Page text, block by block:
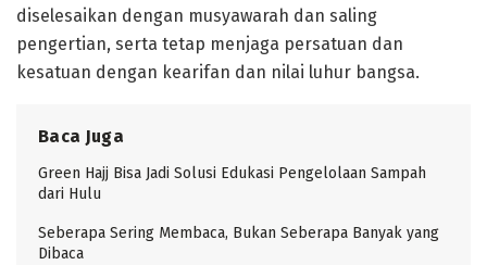
diselesaikan dengan musyawarah dan saling
pengertian, serta tetap menjaga persatuan dan
kesatuan dengan kearifan dan nilai luhur bangsa.
Baca Juga
Green Hajj Bisa Jadi Solusi Edukasi Pengelolaan Sampah
dari Hulu
Seberapa Sering Membaca, Bukan Seberapa Banyak yang
Dibaca